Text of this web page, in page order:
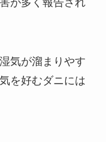
気が溜まりやす
を好むダニには